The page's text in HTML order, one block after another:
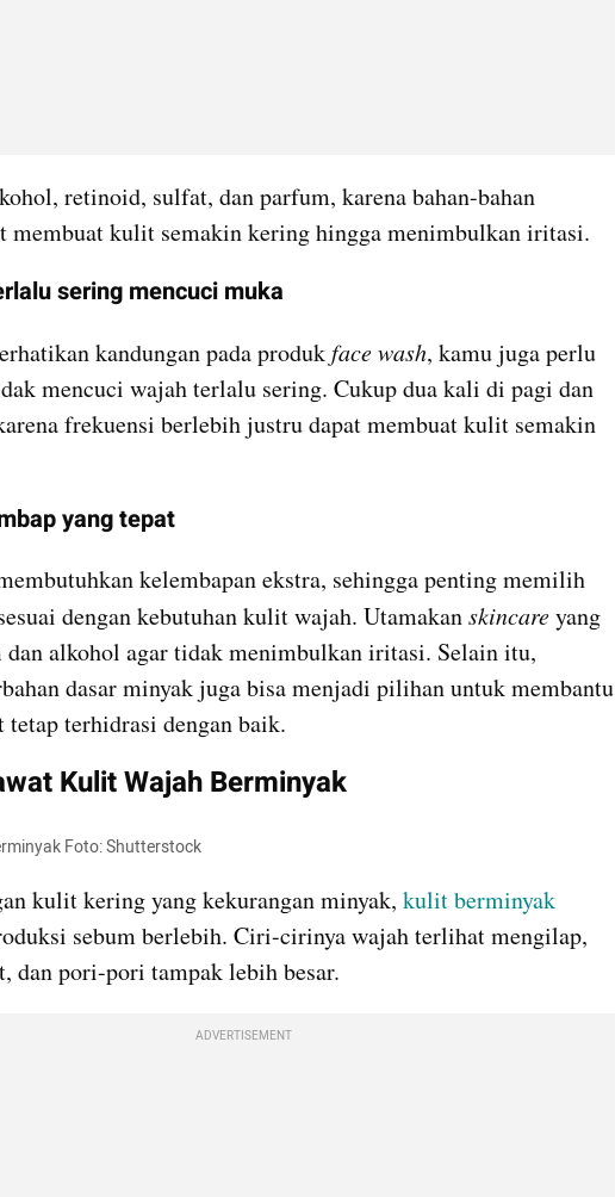
retinoid, sulfat, dan parfum, karena bahan-bahan
membuat kulit semakin kering hingga menimbulkan iritasi.
sering mencuci muka
kandungan pada produk face wash, kamu juga perlu
mencuci wajah terlalu sering. Cukup dua kali di pagi dan
frekuensi berlebih justru dapat membuat kulit semakin
yang tepat
kelembapan ekstra, sehingga penting memilih
dengan kebutuhan kulit wajah. Utamakan skincare yang
dan alkohol agar tidak menimbulkan iritasi. Selain itu,
dasar minyak juga bisa menjadi pilihan untuk membantu
terhidrasi dengan baik.
Kulit Wajah Berminyak
Foto: Shutterstock
kulit kering yang kekurangan minyak, kulit berminyak
sebum berlebih. Ciri-cirinya wajah terlihat mengilap,
dan pori-pori tampak lebih besar.
ADVERTISEMENT